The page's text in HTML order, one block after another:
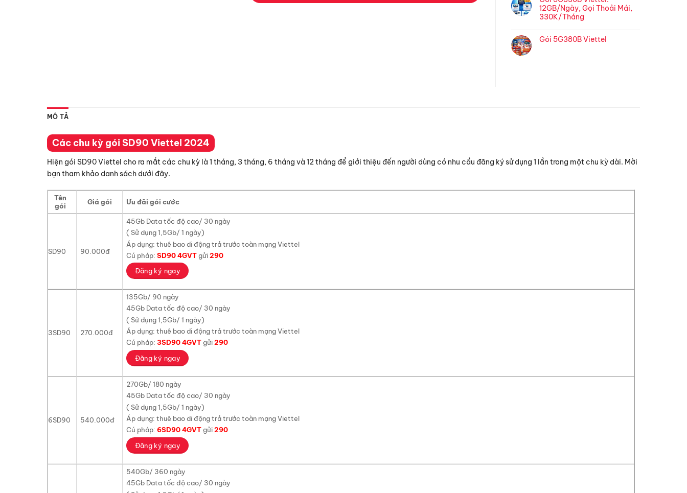
12GB/Ngày, Gọi Thoải Mái,
330K/Tháng
Gói 5G380B Viettel
MÔ TẢ
Các chu kỳ gói SD90 Viettel 2024
Hiện gói SD90 Viettel cho ra mắt các chu kỳ là 1 tháng, 3 tháng, 6 tháng và 12 tháng để giới thiệu đến người dùng có nhu cầu đăng ký sử dụng 1 lần trong một chu kỳ dài. Mời
bạn tham khảo danh sách dưới đây.
Tên
gói
Giá gói Ưu đãi gói cước
SD90 90.000đ
45Gb Data tốc độ cao/ 30 ngày
( Sử dụng 1,5Gb/ 1 ngày)
Áp dụng: thuê bao di động trả trước toàn mạng Viettel
Cú pháp: SD90 4GVTgửi290
Đăng ký ngay
3SD90 270.000đ
135Gb/ 90 ngày
45Gb Data tốc độ cao/ 30 ngày
( Sử dụng 1,5Gb/ 1 ngày)
Áp dụng: thuê bao di động trả trước toàn mạng Viettel
Cú pháp: 3SD90 4GVTgửi290
Đăng ký ngay
6SD90 540.000đ
270Gb/ 180 ngày
45Gb Data tốc độ cao/ 30 ngày
( Sử dụng 1,5Gb/ 1 ngày)
Áp dụng: thuê bao di động trả trước toàn mạng Viettel
Cú pháp: 6SD90 4GVTgửi290
Đăng ký ngay
540Gb/ 360 ngày
45Gb Data tốc độ cao/ 30 ngày